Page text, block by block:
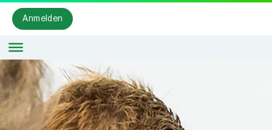
Anmelden